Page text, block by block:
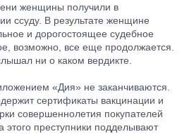
женщины получили в
ссуду. В результате женщине
и дорогостоящее судебное
возможно, все еще продолжается.
ни о каком вердикте.
«Дия» не заканчиваются.
сертификаты вакцинации и
совершеннолетия покупателей
этого преступники подделывают